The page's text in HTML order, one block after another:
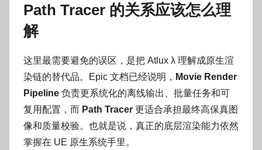
Path Tracer 的关系应该怎么理
解
这里最需要避免的误区，是把 Atlux λ 理解成原生渲
染链的替代品。Epic 文档已经说明， Movie Render
Pipeline 负责更系统化的离线输出、批量任务和可
复用配置，而 Path Tracer 更适合承担最终高保真图
像和质量校验。也就是说，真正的底层渲染能力依然
掌握在 UE 原生系统手里。